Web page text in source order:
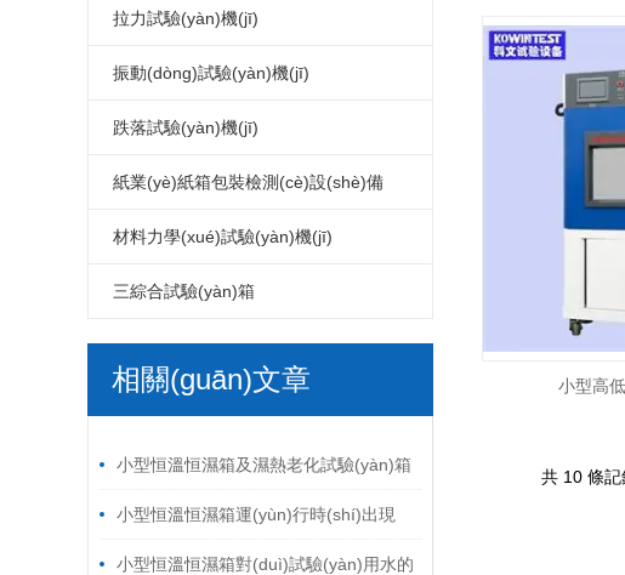
LED高低溫沖擊試驗(yàn)箱
LED高溫老化箱
LED紫外光老化試驗(yàn)箱
LED步入式恒溫恒濕試驗(yàn)室
LED高溫老化房
(tái)
LED跌落試驗(yàn)機(jī)
LCD冷熱沖擊試驗(yàn)箱
LCD高低溫沖擊試驗(yàn)箱
LCD高溫老化箱
LCD紫外光老化試驗(yàn)箱
LCD步入式恒溫恒濕試驗(yàn)室
LCD高溫老化房
LCD包裝運(yùn)輸振動(dòng)臺
PCB板冷熱沖擊試驗(yàn)箱
電路板高低溫沖擊試驗(yàn)箱
PCB電路板高溫老化箱
電路板紫外光老化試驗(yàn)箱
PCB板步入式恒溫恒濕試驗(yàn)室
PCB電路板高溫老化房
PCB電路板鼓風(fēng)干燥箱
電磁振動(dòng)臺(tái)
電磁吸合式振動(dòng)臺(tái)
垂直水平振動(dòng)試驗(yàn)機(jī)
電腦式電磁振動(dòng)臺(tái)
四度空間一體振動(dòng)臺(tái)
六度空間一體振動(dòng)臺(tái)
拉力試驗(yàn)機(jī)
桌上型拉力試驗(yàn)機(jī)
微電腦拉力試驗(yàn)機(jī)
電腦式拉力試驗(yàn)機(jī)
伺服控制拉力試驗(yàn)機(jī)
高低溫拉力試驗(yàn)機(jī)
振動(dòng)試驗(yàn)機(jī)
模擬運(yùn)輸振動(dòng)試驗(yàn)
臺(tái)
機(jī)械振動(dòng)試驗(yàn)機(jī)
電磁式掃頻振動(dòng)臺(tái)
跌落試驗(yàn)機(jī)
單臂跌落試驗(yàn)機(jī)
雙臂跌落試驗(yàn)機(jī)
自由跌落試驗(yàn)機(jī)
紙業(yè)紙箱包裝檢測(cè)設(shè)備
紙箱抗壓試驗(yàn)機(jī)
破裂強(qiáng)度試驗(yàn)機(jī)
環(huán)壓強(qiáng)度試驗(yàn)機
(jī)
跌落試驗(yàn)機(jī)
油墨脫色試驗(yàn)機(jī)
材料力學(xué)試驗(yàn)機(jī)
鞋材檢測(cè)試驗(yàn)機(jī)
線材彎折試驗(yàn)機(jī)
插拔力試驗(yàn)機(jī)
按鍵壽命試驗(yàn)機(jī)
三綜合試驗(yàn)箱
溫濕度振動(dòng)三綜合試驗(yàn)
箱
相關(guān)文章
小型恒溫恒濕箱及濕熱老化試驗(yàn)箱
季度保養(yǎng)項(xiàng)目
小型恒溫恒濕箱運(yùn)行時(shí)出現
(xiàn)故障異常怎么辦
小型恒溫恒濕箱對(duì)試驗(yàn)用水的
小型高
共 10 條